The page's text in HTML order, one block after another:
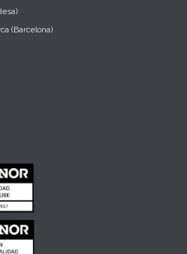
(Barcelona)